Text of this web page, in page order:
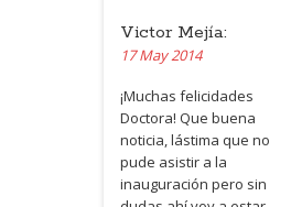
Victor Mejía:
17 May 2014
¡Muchas felicidades
Doctora! Que buena
noticia, lástima que no
pude asistir a la
inauguración pero sin